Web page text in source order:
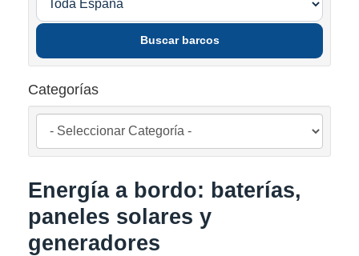
Buscar barcos
Categorías
Energía a bordo: baterías,
paneles solares y
generadores